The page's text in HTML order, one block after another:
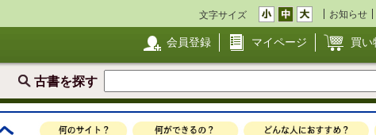
文字サイズ お知らせ
会員登録 マイページ 買い
古書を探す